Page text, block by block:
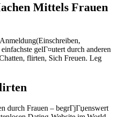
Mittels Frauen
gelГ¤utert durch anderen
flirten, Sich Freuen. Leg
durch Frauen – begrГјГџenswert